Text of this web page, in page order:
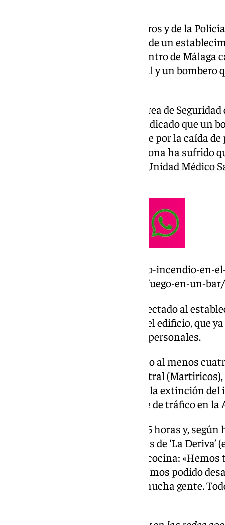
Este jueves, efectivos de Bomberos y de la
originado en la cocina de un
en la Alameda de Colón, en el centro de
herido leve una persona del local y un bombero
Así lo han informado desde el Área de
redes sociales, en las que han indicado que un
hospital tras resultar herido leve por la caída
inmueble, mientras la otra persona ha sufrido
sido atendida en el lugar por la Unidad Médico
https://www.101tv.es/aparatoso-incendio-en-
un-bloque-de-viviendas-por-el-fuego-en-un-bar/
Han indicado que el fuego ha afectado al
afectado a plantas superiores del edificio, que
se hayan registrado más daños personales.
Hasta el lugar se han desplazado al menos
procedentes de los parques Central
Churriana, que han procedido a la extinción
inmueble, requiriéndose el corte de tráfico en la
El fuego comenzó sobre las 12.45 horas y,
la mano de una de las empleadas de ‘La
en la campana extractora de la cocina:
porque no había otra salida y hemos podido
rápidamente porque no había mucha gente.